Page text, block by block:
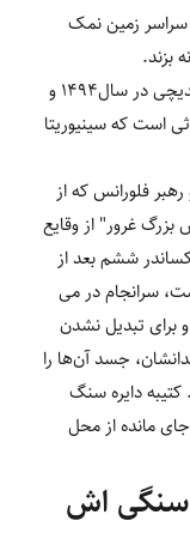
زمین نمک
بزند.
براندازی و فروپاشی خانواده مهم و تاثیر گذار مدیچی در سال۱۴۹۴ و
از حوادثی است که سینیوریتا
فلورانس که از
غرور" از وقایع
ششم بعد از
سرانجام در می
و برای تبدیل نشدن
جسد آن‌ها را
دایره سنگ
مانده از محل
سنگی اش